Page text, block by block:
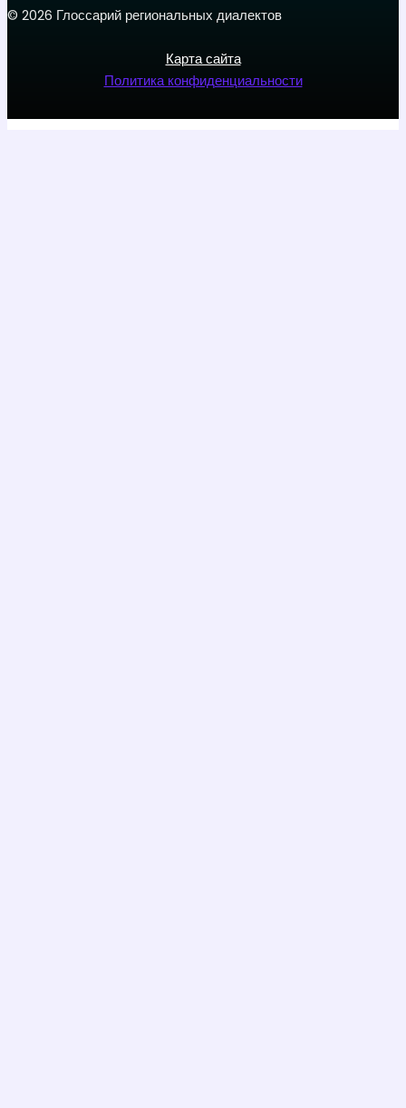
© 2026 Глоссарий региональных диалектов
Карта сайта
Политика конфиденциальности